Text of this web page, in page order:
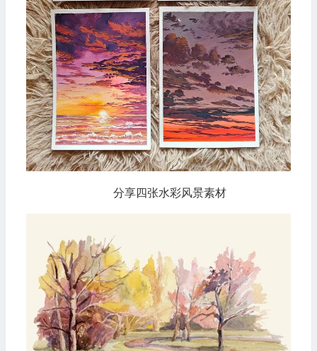
分享四张水彩风景素材